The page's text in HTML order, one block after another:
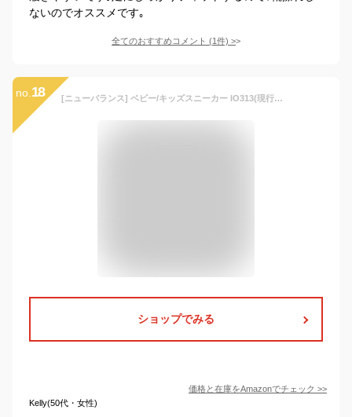
ないのでオススメです｡
全てのおすすめコメント (1件) >
no. 18 [ニューバランス] ベビー/キッズスニーカー IO313(現行モデル) マジックテープ 幅広(W) 男の子 女の子 NAVY/YELLOW(NG) 15.5 cm W
ショップでみる
価格と在庫をAmazonでチェック >>
Kelly(50代・女性)